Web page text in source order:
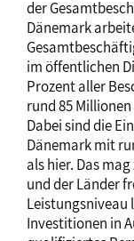
der
Dänemark
im öffentlichen
Prozent aller
rund 85
Dabei sind die
Dänemark mit
als hier. Das
und der Länder
Leistungsniveau
Investitionen in